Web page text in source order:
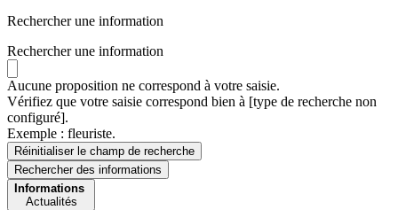
Rechercher une information
Rechercher une information
Aucune proposition ne correspond à votre saisie.
Vérifiez que votre saisie correspond bien à [type de recherche non
configuré].
Exemple : fleuriste.
Réinitialiser le champ de recherche
Rechercherdes informations
Informations
Actualités